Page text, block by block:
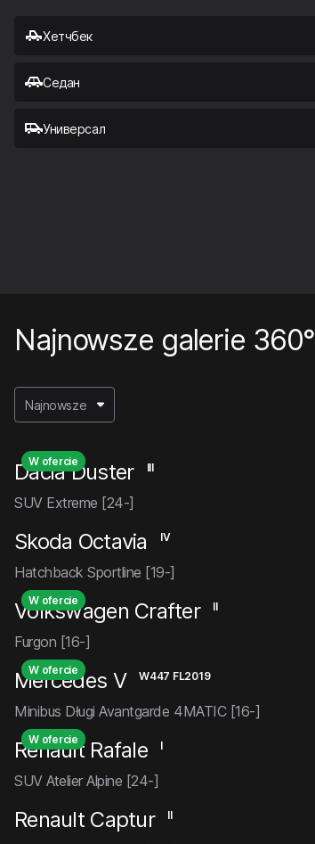
Хетчбек
Седан
Универсал
Najnowsze galerie 360°
Najnowsze
W ofercie
Dacia Duster III
SUV Extreme [24-]
Skoda Octavia IV
Hatchback Sportline [19-]
W ofercie
Volkswagen Crafter II
Furgon [16-]
W ofercie
Mercedes V W447 FL2019
Minibus Długi Avantgarde 4MATIC [16-]
W ofercie
Renault Rafale I
SUV Atelier Alpine [24-]
Renault Captur II